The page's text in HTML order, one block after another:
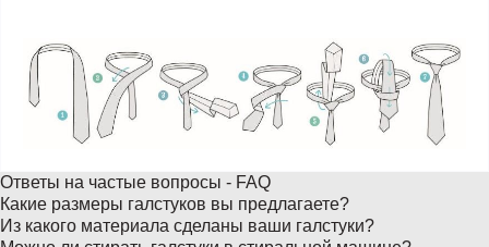
Ответы на частые вопросы - FAQ
Какие размеры галстуков вы предлагаете?
Из какого материала сделаны ваши галстуки?